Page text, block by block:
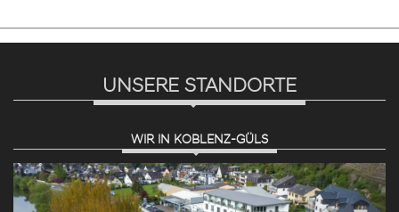
UNSERE STANDORTE
WIR IN KOBLENZ-GÜLS